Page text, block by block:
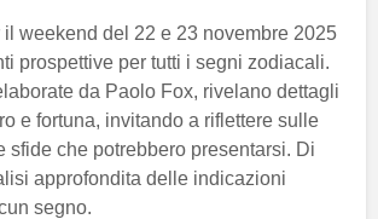
il weekend del 22 e 23 novembre 2025
prospettive per tutti i segni zodiacali.
da Paolo Fox, rivelano dettagli
e fortuna, invitando a riflettere sulle
sfide che potrebbero presentarsi. Di
approfondita delle indicazioni
segno.